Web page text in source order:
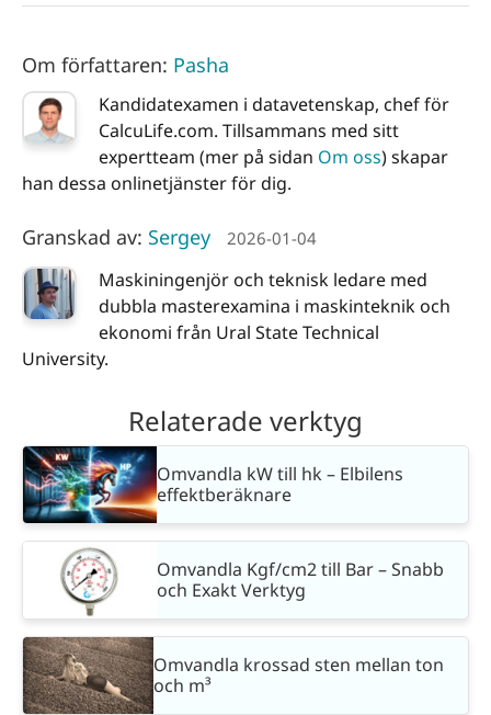
Om författaren: Pasha
Kandidatexamen i datavetenskap, chef för
CalcuLife.com. Tillsammans med sitt
expertteam (mer på sidan Om oss) skapar
han dessa onlinetjänster för dig.
Granskad av: Sergey 2026-01-04
Maskiningenjör och teknisk ledare med
dubbla masterexamina i maskinteknik och
ekonomi från Ural State Technical
University.
Relaterade verktyg
Omvandla kW till hk – Elbilens
effektberäknare
Omvandla Kgf/cm2 till Bar – Snabb
och Exakt Verktyg
Omvandla krossad sten mellan ton
och m³